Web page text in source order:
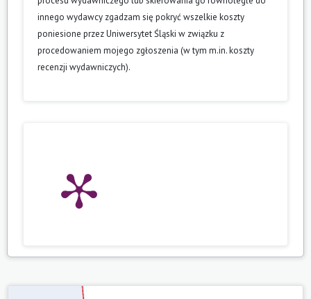
innego wydawcy zgadzam się pokryć wszelkie koszty
poniesione przez Uniwersytet Śląski w związku z
procedowaniem mojego zgłoszenia (w tym m.in. koszty
recenzji wydawniczych).